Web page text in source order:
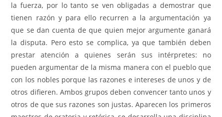
la fuerza, por lo tanto se ven obligadas a demostrar que
tienen razón y para ello recurren a la argumentación ya
que se dan cuenta de que quien mejor argumente ganará
la disputa. Pero esto se complica, ya que también deben
prestar atención a quienes serán sus intérpretes: no
pueden argumentar de la misma manera con el pueblo que
con los nobles porque las razones e intereses de unos y de
otros difieren. Ambos grupos deben convencer tanto unos y
otros de que sus razones son justas. Aparecen los primeros